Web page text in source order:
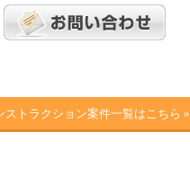
ストラクション案件一覧はこちら »